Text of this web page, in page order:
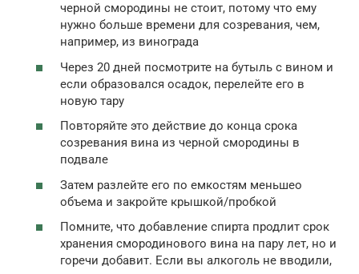
черной смородины не стоит, потому что ему
нужно больше времени для созревания, чем,
например, из винограда
Через 20 дней посмотрите на бутыль с вином и
если образовался осадок, перелейте его в
новую тару
Повторяйте это действие до конца срока
созревания вина из черной смородины в
подвале
Затем разлейте его по емкостям меньшео
объема и закройте крышкой/пробкой
Помните, что добавление спирта продлит срок
хранения смородинового вина на пару лет, но и
горечи добавит. Если вы алкоголь не вводили,